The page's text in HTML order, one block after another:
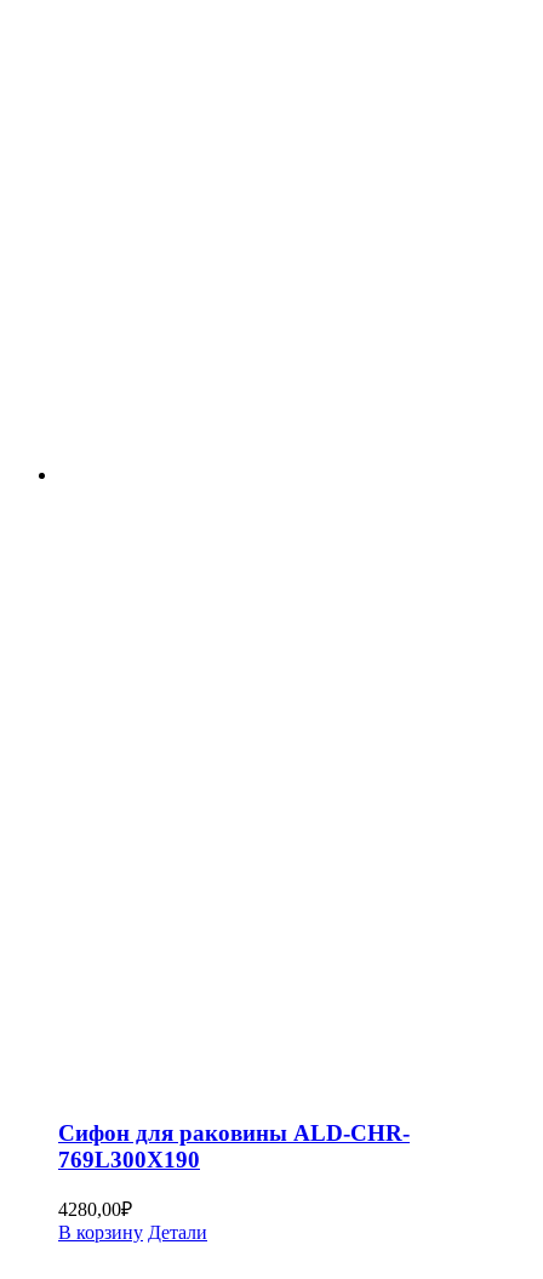
Сифон для раковины ALD-CHR-
769L300X190
4280,00₽
В корзину Детали